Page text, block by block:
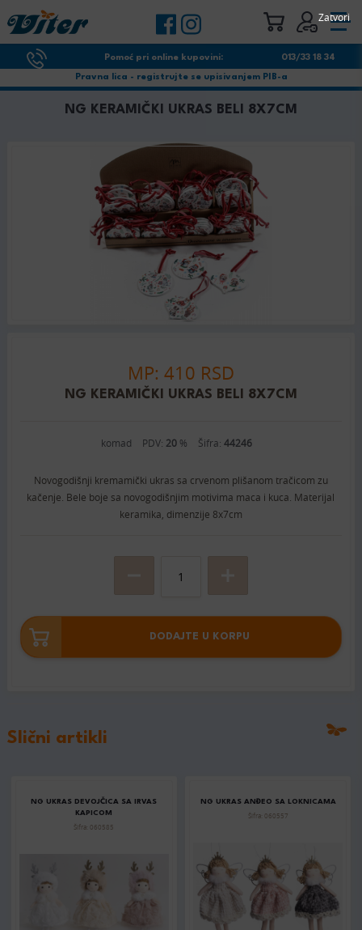
Pomoć pri online kupovini: 013/33 18 34
Pravna lica - registrujte se upisivanjem PIB-a
NG KERAMIČKI UKRAS BELI 8X7CM
MP: 410 RSD
NG KERAMIČKI UKRAS BELI 8X7CM
komad PDV: 20 % Šifra:44246
Novogodišnji kremamički ukras sa crvenom plišanom tračicom zu
kačenje. Bele boje sa novogodišnjim motivima maca i kuca. Materijal
keramika, dimenzije 8x7cm
DODAJTE U KORPU
Slični artikli
NG UKRAS DEVOJČICA SA IRVAS
KAPICOM
Šifra: 060585
NG UKRAS ANĐEO SA LOKNICAMA
Šifra: 060557
Zatvori